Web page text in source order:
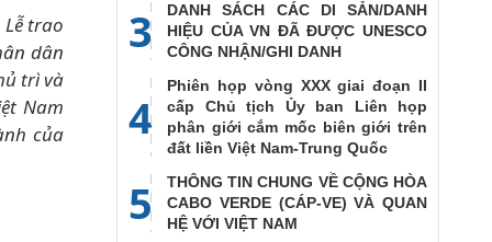
trao
dân
trì và
Nam
của
3
DANH SÁCH CÁC DI SẢN/DANH
HIỆU CỦA VN ĐÃ ĐƯỢC UNESCO
CÔNG NHẬN/GHI DANH
4
Phiên họp vòng XXX giai đoạn II
cấp Chủ tịch Ủy ban Liên họp
phân giới cắm mốc biên giới trên
đất liền Việt Nam-Trung Quốc
5
THÔNG TIN CHUNG VỀ CỘNG HÒA
CABO VERDE (CÁP-VE) VÀ QUAN
HỆ VỚI VIỆT NAM